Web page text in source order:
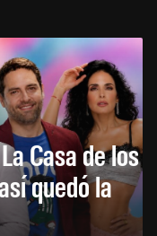
Casa de los
quedó la